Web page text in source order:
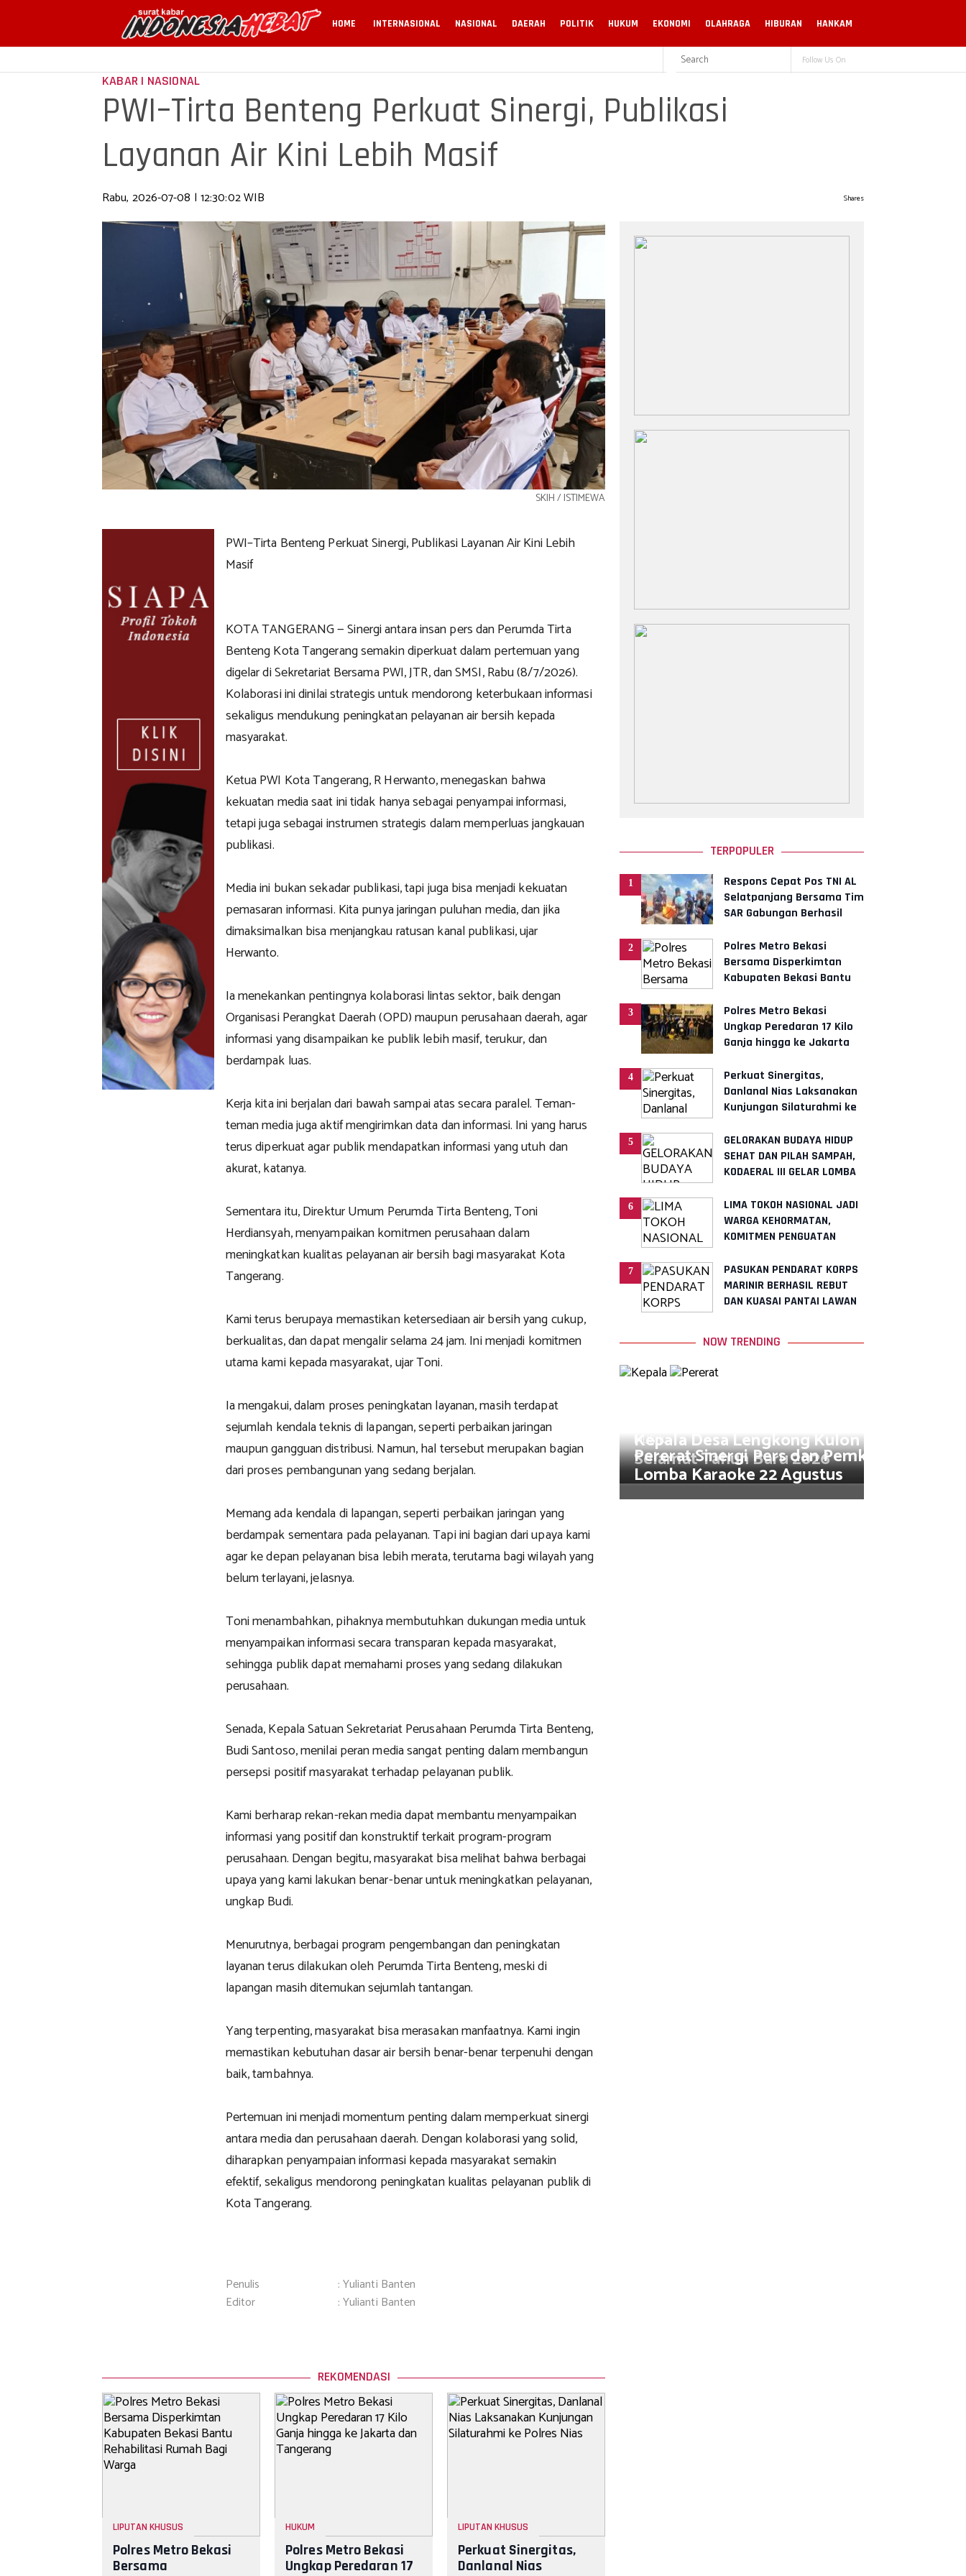
HOME INTERNASIONAL NASIONAL DAERAH POLITIK HUKUM EKONOMI OLAHRAGA HIBURAN HANKAM
Follow Us On
KABAR | NASIONAL
PWI–Tirta Benteng Perkuat Sinergi, Publikasi
Layanan Air Kini Lebih Masif
Rabu, 2026-07-08 | 12:30:02 WIB Shares
SKIH / ISTIMEWA
PWI–Tirta Benteng Perkuat Sinergi, Publikasi Layanan Air Kini Lebih
Masif
KOTA TANGERANG — Sinergi antara insan pers dan Perumda Tirta
Benteng Kota Tangerang semakin diperkuat dalam pertemuan yang
digelar di Sekretariat Bersama PWI, JTR, dan SMSI, Rabu (8/7/2026).
Kolaborasi ini dinilai strategis untuk mendorong keterbukaan informasi
sekaligus mendukung peningkatan pelayanan air bersih kepada
masyarakat.
Ketua PWI Kota Tangerang, R Herwanto, menegaskan bahwa
kekuatan media saat ini tidak hanya sebagai penyampai informasi,
tetapi juga sebagai instrumen strategis dalam memperluas jangkauan
publikasi.
Media ini bukan sekadar publikasi, tapi juga bisa menjadi kekuatan
pemasaran informasi. Kita punya jaringan puluhan media, dan jika
dimaksimalkan bisa menjangkau ratusan kanal publikasi, ujar
Herwanto.
Ia menekankan pentingnya kolaborasi lintas sektor, baik dengan
Organisasi Perangkat Daerah (OPD) maupun perusahaan daerah, agar
informasi yang disampaikan ke publik lebih masif, terukur, dan
berdampak luas.
Kerja kita ini berjalan dari bawah sampai atas secara paralel. Teman-
teman media juga aktif mengirimkan data dan informasi. Ini yang harus
terus diperkuat agar publik mendapatkan informasi yang utuh dan
akurat, katanya.
Sementara itu, Direktur Umum Perumda Tirta Benteng, Toni
Herdiansyah, menyampaikan komitmen perusahaan dalam
meningkatkan kualitas pelayanan air bersih bagi masyarakat Kota
Tangerang.
Kami terus berupaya memastikan ketersediaan air bersih yang cukup,
berkualitas, dan dapat mengalir selama 24 jam. Ini menjadi komitmen
utama kami kepada masyarakat, ujar Toni.
Ia mengakui, dalam proses peningkatan layanan, masih terdapat
sejumlah kendala teknis di lapangan, seperti perbaikan jaringan
maupun gangguan distribusi. Namun, hal tersebut merupakan bagian
dari proses pembangunan yang sedang berjalan.
Memang ada kendala di lapangan, seperti perbaikan jaringan yang
berdampak sementara pada pelayanan. Tapi ini bagian dari upaya kami
agar ke depan pelayanan bisa lebih merata, terutama bagi wilayah yang
belum terlayani, jelasnya.
Toni menambahkan, pihaknya membutuhkan dukungan media untuk
menyampaikan informasi secara transparan kepada masyarakat,
sehingga publik dapat memahami proses yang sedang dilakukan
perusahaan.
Senada, Kepala Satuan Sekretariat Perusahaan Perumda Tirta Benteng,
Budi Santoso, menilai peran media sangat penting dalam membangun
persepsi positif masyarakat terhadap pelayanan publik.
Kami berharap rekan-rekan media dapat membantu menyampaikan
informasi yang positif dan konstruktif terkait program-program
perusahaan. Dengan begitu, masyarakat bisa melihat bahwa berbagai
upaya yang kami lakukan benar-benar untuk meningkatkan pelayanan,
ungkap Budi.
Menurutnya, berbagai program pengembangan dan peningkatan
layanan terus dilakukan oleh Perumda Tirta Benteng, meski di
lapangan masih ditemukan sejumlah tantangan.
Yang terpenting, masyarakat bisa merasakan manfaatnya. Kami ingin
memastikan kebutuhan dasar air bersih benar-benar terpenuhi dengan
baik, tambahnya.
Pertemuan ini menjadi momentum penting dalam memperkuat sinergi
antara media dan perusahaan daerah. Dengan kolaborasi yang solid,
diharapkan penyampaian informasi kepada masyarakat semakin
efektif, sekaligus mendorong peningkatan kualitas pelayanan publik di
Kota Tangerang.
Penulis
: Yulianti Banten
Editor
: Yulianti Banten
REKOMENDASI
LIPUTAN KHUSUS
Polres Metro Bekasi
Bersama
HUKUM
Polres Metro Bekasi
Ungkap Peredaran 17
LIPUTAN KHUSUS
Perkuat Sinergitas,
Danlanal Nias
TERPOPULER
1
Respons Cepat Pos TNI AL
Selatpanjang Bersama Tim
SAR Gabungan Berhasil
2
Polres Metro Bekasi
Bersama Disperkimtan
Kabupaten Bekasi Bantu
Warga
3
Polres Metro Bekasi
Ungkap Peredaran 17 Kilo
Ganja hingga ke Jakarta
4
Perkuat Sinergitas,
Danlanal Nias Laksanakan
Kunjungan Silaturahmi ke
5
GELORAKAN BUDAYA HIDUP
SEHAT DAN PILAH SAMPAH,
KODAERAL III GELAR LOMBA
6
LIMA TOKOH NASIONAL JADI
WARGA KEHORMATAN,
KOMITMEN PENGUATAN
SOLID
7
PASUKAN PENDARAT KORPS
MARINIR BERHASIL REBUT
DAN KUASAI PANTAI LAWAN
NOW TRENDING
Kepala Desa Lengkong Kulon Muhamad
Selamat Tahun Baru 2026
MUSIK
Pererat Sinergi Pers dan Pemkot, AJB
Lomba Karaoke 22 Agustus